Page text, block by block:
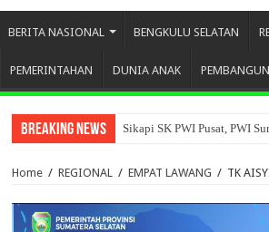
BERITA NASIONAL BENGKULU SELATAN
PEMERINTAHAN DUNIA ANAK
Breaking News Sikapi SK PWI Pusat, PWI
Home / REGIONAL / EMPAT LAWANG / TK